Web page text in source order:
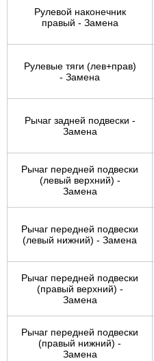
Рулевой наконечник
правый - Замена
Рулевые тяги (лев+прав)
- Замена
Рычаг задней подвески -
Замена
Рычаг передней подвески
(левый верхний) -
Замена
Рычаг передней подвески
(левый нижний) - Замена
Рычаг передней подвески
(правый верхний) -
Замена
Рычаг передней подвески
(правый нижний) -
Замена